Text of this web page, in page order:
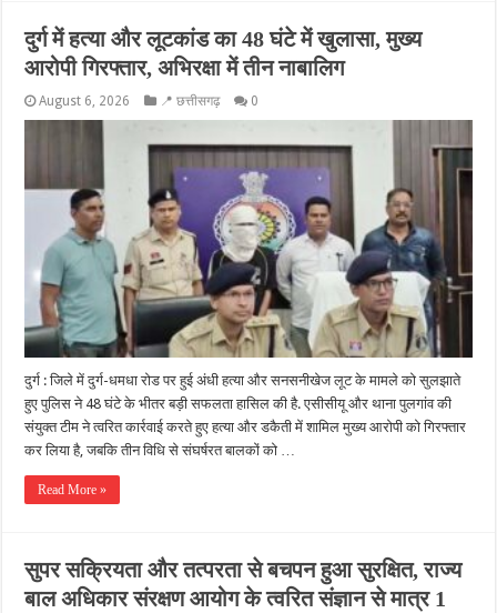
दुर्ग में हत्या और लूटकांड का 48 घंटे में खुलासा, मुख्य
आरोपी गिरफ्तार, अभिरक्षा में तीन नाबालिग
August 6, 2026 📍 छत्तीसगढ़ 0
दुर्ग : जिले में दुर्ग-धमधा रोड पर हुई अंधी हत्या और सनसनीखेज लूट के मामले को सुलझाते
हुए पुलिस ने 48 घंटे के भीतर बड़ी सफलता हासिल की है. एसीसीयू और थाना पुलगांव की
संयुक्त टीम ने त्वरित कार्रवाई करते हुए हत्या और डकैती में शामिल मुख्य आरोपी को गिरफ्तार
कर लिया है, जबकि तीन विधि से संघर्षरत बालकों को …
Read More »
सुपर सक्रियता और तत्परता से बचपन हुआ सुरक्षित, राज्य
बाल अधिकार संरक्षण आयोग के त्वरित संज्ञान से मात्र 1